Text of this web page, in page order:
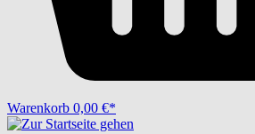
Warenkorb 0,00 €*